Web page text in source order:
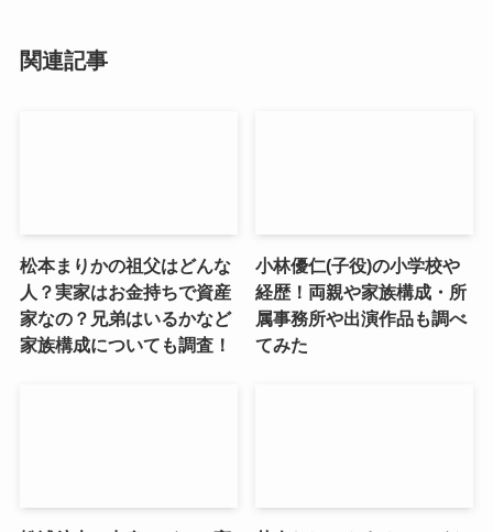
関連記事
松本まりかの祖父はどんな
人？実家はお金持ちで資産
家なの？兄弟はいるかなど
家族構成についても調査！
小林優仁(子役)の小学校や
経歴！両親や家族構成・所
属事務所や出演作品も調べ
てみた